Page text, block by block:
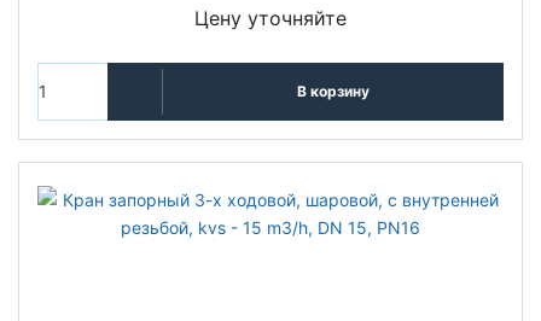
Цену уточняйте
В корзину